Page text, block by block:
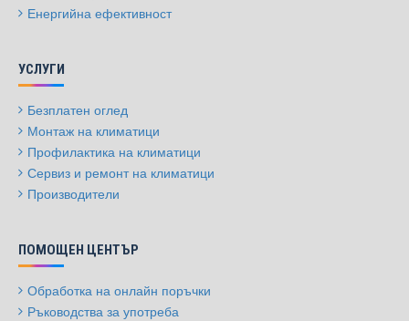
Енергийна ефективност
УСЛУГИ
Безплатен оглед
Монтаж на климатици
Профилактика на климатици
Сервиз и ремонт на климатици
Производители
ПОМОЩЕН ЦЕНТЪР
Обработка на онлайн поръчки
Ръководства за употреба